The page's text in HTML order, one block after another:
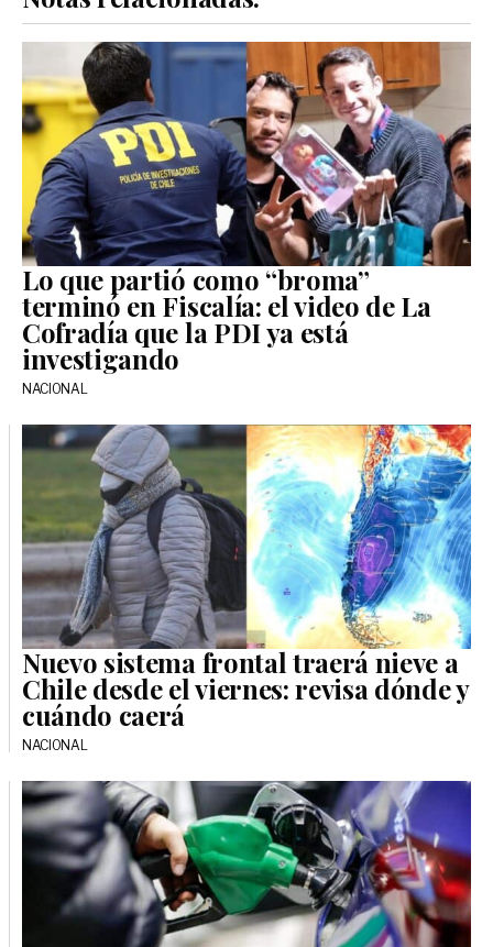
Lo que partió como “broma”
terminó en Fiscalía: el video de La
Cofradía que la PDI ya está
investigando
NACIONAL
Nuevo sistema frontal traerá nieve a
Chile desde el viernes: revisa dónde y
cuándo caerá
NACIONAL